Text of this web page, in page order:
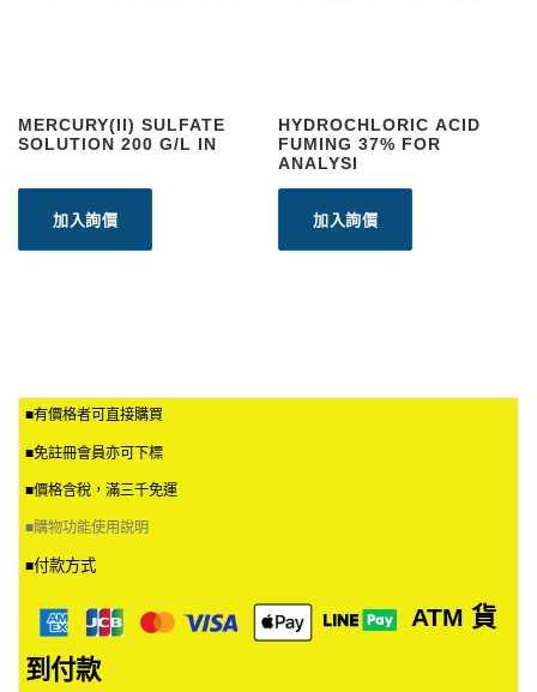
MERCURY(II) SULFATE
SOLUTION 200 G/L IN
加入詢價
HYDROCHLORIC ACID
FUMING 37% FOR
ANALYSI
加入詢價
■有價格者可直接購買
■免註冊會員亦可下標
■價格含稅，滿三千免運
■購物功能使用說明
■付款方式
ATM 貨
到付款